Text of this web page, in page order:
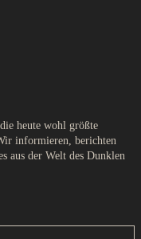
heute wohl größte
informieren, berichten
aus der Welt des Dunklen